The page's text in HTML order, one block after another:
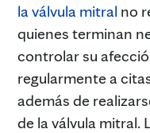
la válvula mitral no
quienes terminan
controlar su
regularmente a
además de
de la válvula mitral.